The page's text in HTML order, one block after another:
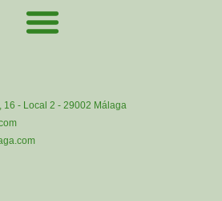
16 - Local 2 - 29002 Málaga